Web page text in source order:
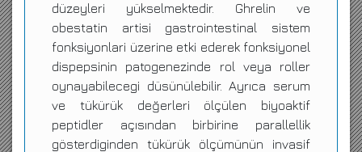
düzeyleri yükselmektedir. Ghrelin ve
obestatin artisi gastrointestinal sistem
fonksiyonlari üzerine etki ederek fonksiyonel
dispepsinin patogenezinde rol veya roller
oynayabilecegi düsünülebilir. Ayrıca serum
ve tükürük değerleri ölçülen biyoaktif
peptidler açısından birbirine parallellik
gösterdiginden tükürük ölçümünün invasif